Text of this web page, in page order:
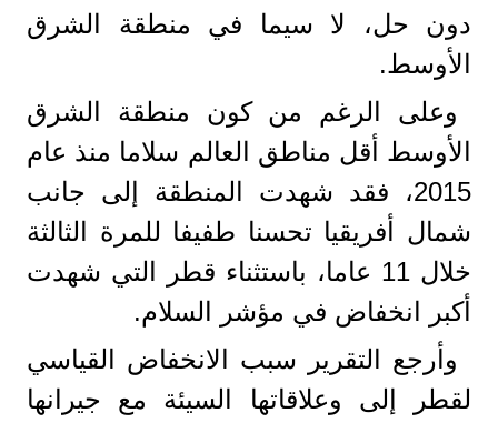
دون حل، لا سيما في منطقة الشرق
الأوسط.
وعلى الرغم من كون منطقة الشرق
الأوسط أقل مناطق العالم سلاما منذ عام
2015، فقد شهدت المنطقة إلى جانب
شمال أفريقيا تحسنا طفيفا للمرة الثالثة
خلال 11 عاما، باستثناء قطر التي شهدت
أكبر انخفاض في مؤشر السلام.
وأرجع التقرير سبب الانخفاض القياسي
لقطر إلى وعلاقاتها السيئة مع جيرانها